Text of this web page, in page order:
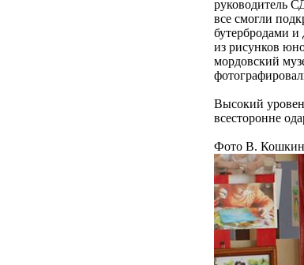
руководитель
все смогли
бутербродами
из рисунков
мордовский
Высокий
всесторонне
Фото В.